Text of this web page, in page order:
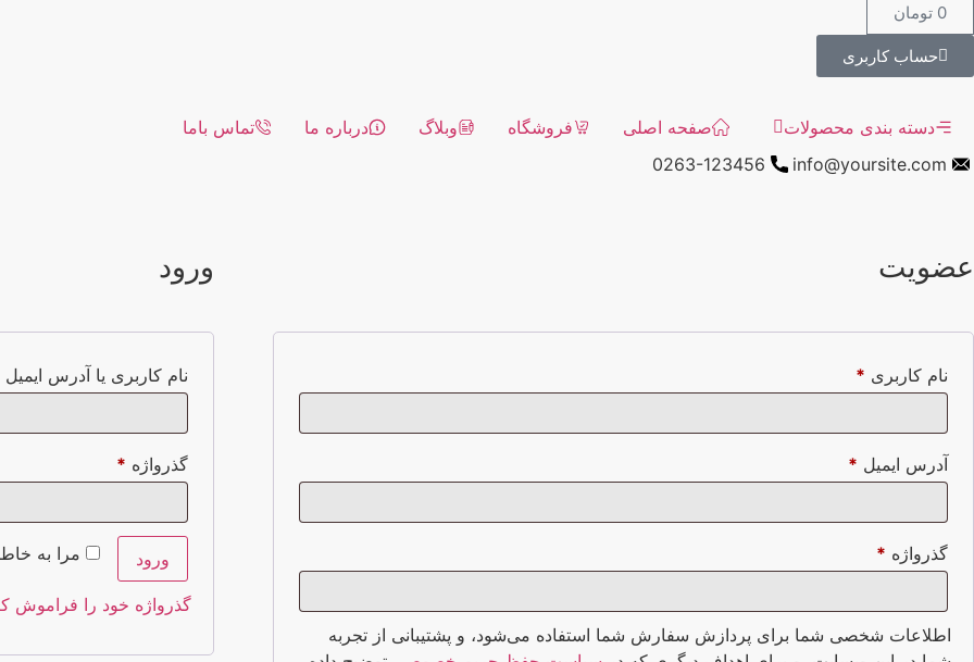
0 تومان
حساب کاربری
دسته بندی محصولات صفحه اصلی فروشگاه وبلاگ درباره ما
تماس باما
info@yoursite.com
0263-123456
ورود
نام کاربری یا آدرس ایمیل
گذرواژه *
مرا به ورود
گذرواژه خود را فراموش
عضویت
نام کاربری *
آدرس ایمیل *
گذرواژه *
اطلاعات شخصی شما برای پردازش سفارش شما استفاده می‌شود، و پشتیبانی از تجربه